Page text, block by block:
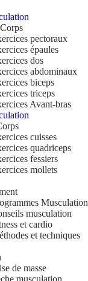
pectoraux
épaules
dos
abdominaux
biceps
triceps
Avant-bras
cuisses
quadriceps
fessiers
mollets
Musculation
musculation
et cardio
et techniques
de masse